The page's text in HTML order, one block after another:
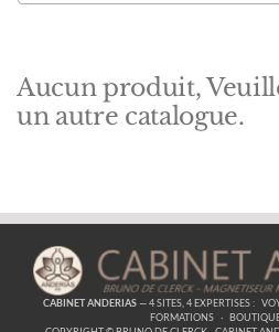
Aucun produit,
un autre catalogue.
CABINET ANDERIAS— 4 SITES, 4 EXPERTISES :
FORMATIONS ·